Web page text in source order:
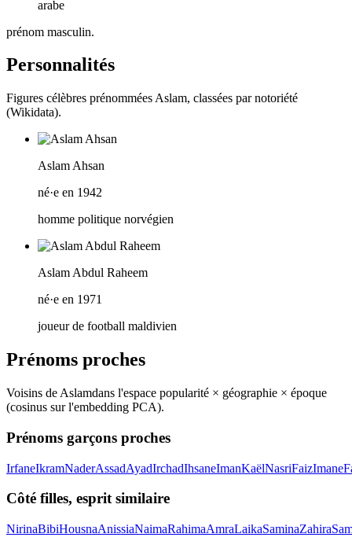
arabe
prénom masculin.
Personnalités
Figures célèbres prénommées Aslam, classées par notoriété
(Wikidata).
Aslam Ahsan
né·e en 1942
homme politique norvégien
Aslam Abdul Raheem
né·e en 1971
joueur de football maldivien
Prénoms proches
Voisins de Aslamdans l'espace popularité × géographie × époque
(cosinus sur l'embedding PCA).
Prénoms garçons proches
IrfaneIkramNaderAssadAyadIrchadIhsaneImanKaëlNasriFaizImane
Côté filles, esprit similaire
NirinaBibiHousnaAnissiaNaimaRahimaAmraLaikaSaminaZahira